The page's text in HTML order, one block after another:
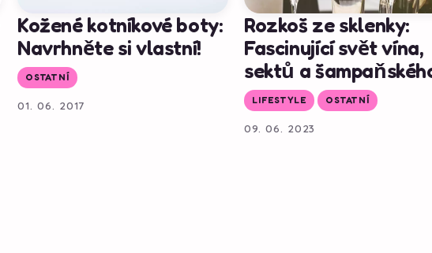
Kožené kotníkové boty:
Navrhněte si vlastní!
OSTATNÍ
01. 06. 2017
Rozkoš ze sklenky:
Fascinující svět vína,
sektů a
LIFESTYLE OSTATNÍ
09. 06. 2023